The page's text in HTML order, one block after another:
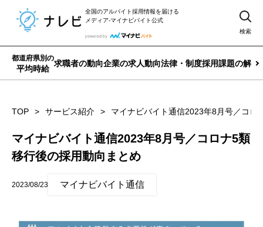
全国のアルバイト採用情報を届ける
メディア-マイナビバイト公式
検索
都道府県別の
平均時給
求職者の動向企業の求人動向法律・制度採用課題の解決
TOP サービス紹介 マイナビバイト通信2023年8月号／コロ
マイナビバイト通信2023年8月号／コロナ5類
移行後の採用動向まとめ
2023/08/23 マイナビバイト通信